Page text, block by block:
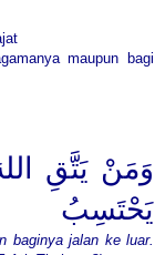
maupun bagi
وَمَنْ يَتَّقِ
يَحْتَسِبُ
baginya jalan ke luar.